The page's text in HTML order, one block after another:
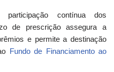
contínua dos
de prescrição assegura a
e permite a destinação
Fundo de Financiamento ao